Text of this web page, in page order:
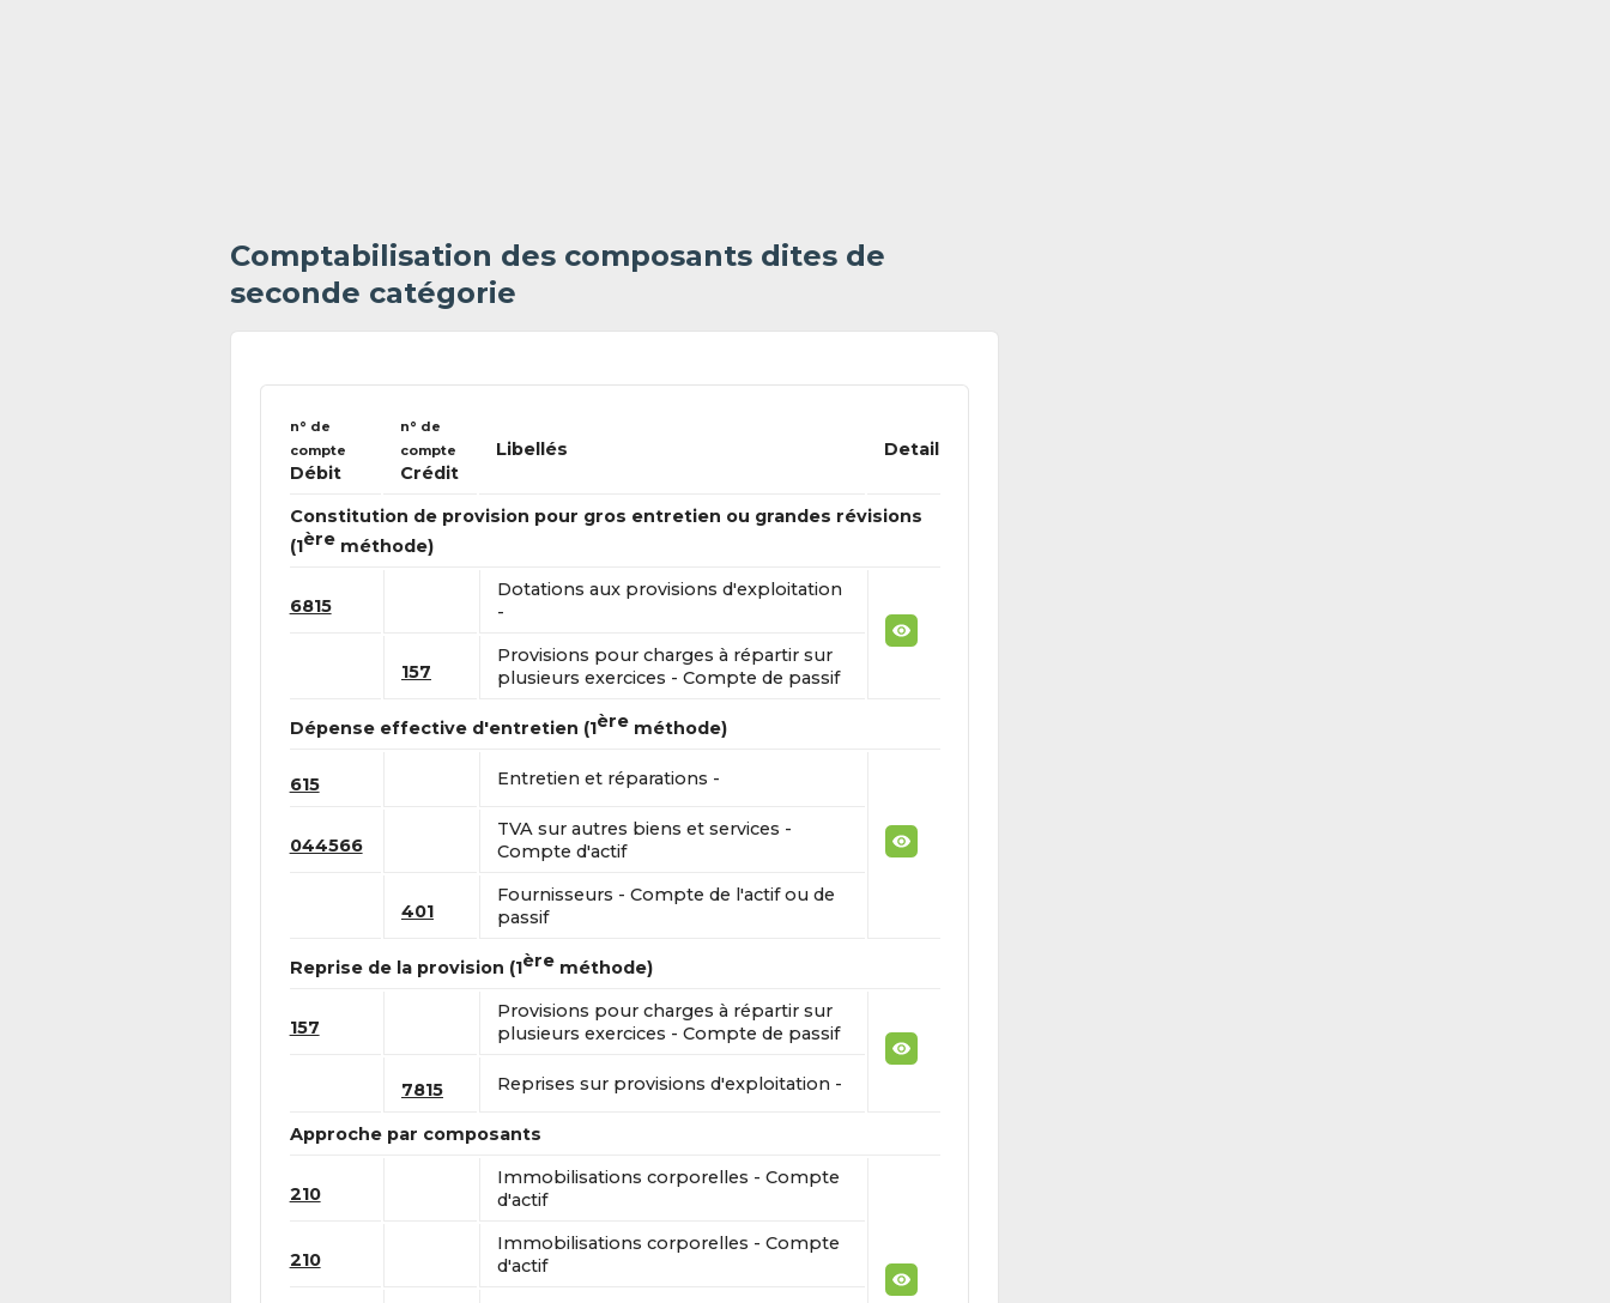
Comptabilisation des composants dites de
seconde catégorie
n° de
compte
Débit
n° de
compte
Crédit
Libellés Detail
Constitution de provision pour gros entretien ou grandes révisions
(1èreméthode)
6815
Dotations aux provisions d'exploitation
-
157
Provisions pour charges à répartir sur
plusieurs exercices - Compte de passif
Dépense effective d'entretien (1èreméthode)
615 Entretien et réparations -
044566
TVA sur autres biens et services -
Compte d'actif
401
Fournisseurs - Compte de l'actif ou de
passif
Reprise de la provision (1èreméthode)
157
Provisions pour charges à répartir sur
plusieurs exercices - Compte de passif
7815 Reprises sur provisions d'exploitation -
Approche par composants
210
Immobilisations corporelles - Compte
d'actif
210
Immobilisations corporelles - Compte
d'actif